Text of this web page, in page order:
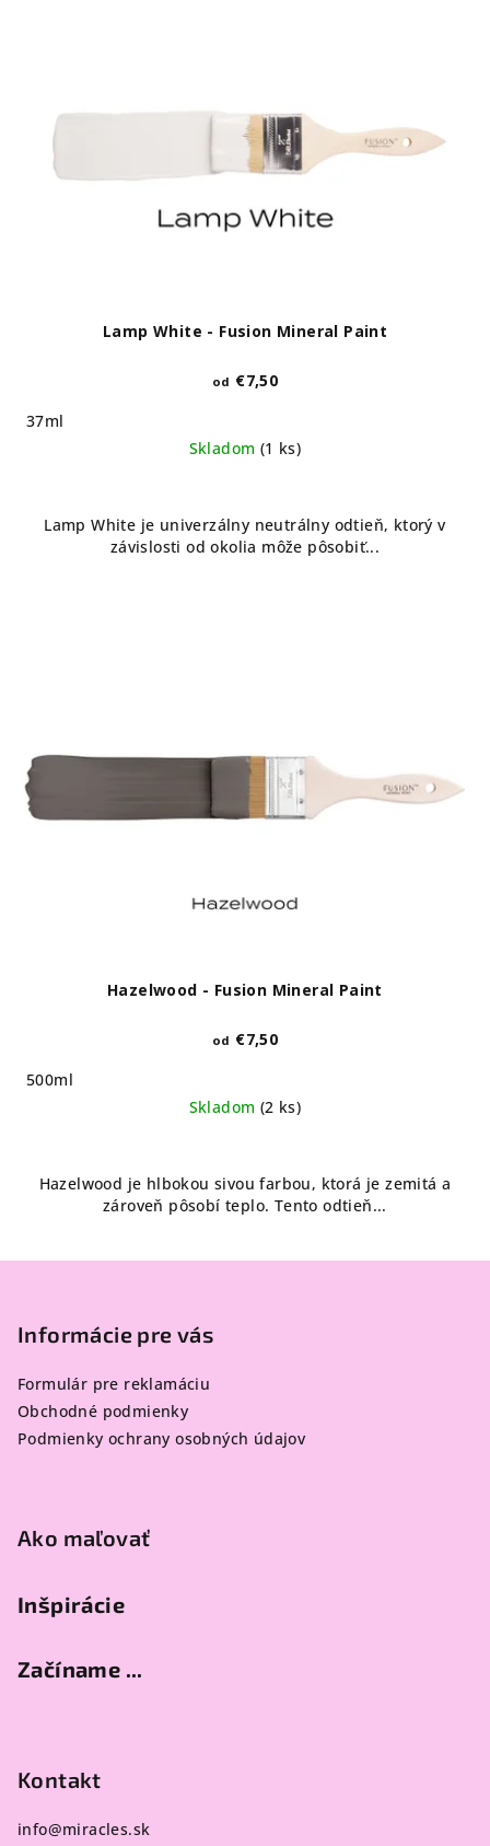
Lamp White - Fusion Mineral Paint
od €7,50
37ml
Skladom (1 ks)
Lamp White je univerzálny neutrálny odtieň, ktorý v
závislosti od okolia môže pôsobiť...
Hazelwood - Fusion Mineral Paint
od €7,50
500ml
Skladom (2 ks)
Hazelwood je hlbokou sivou farbou, ktorá je zemitá a
zároveň pôsobí teplo. Tento odtieň...
Informácie pre vás
Formulár pre reklamáciu
Obchodné podmienky
Podmienky ochrany osobných údajov
Ako maľovať
Inšpirácie
Začíname ...
Kontakt
info@miracles.sk